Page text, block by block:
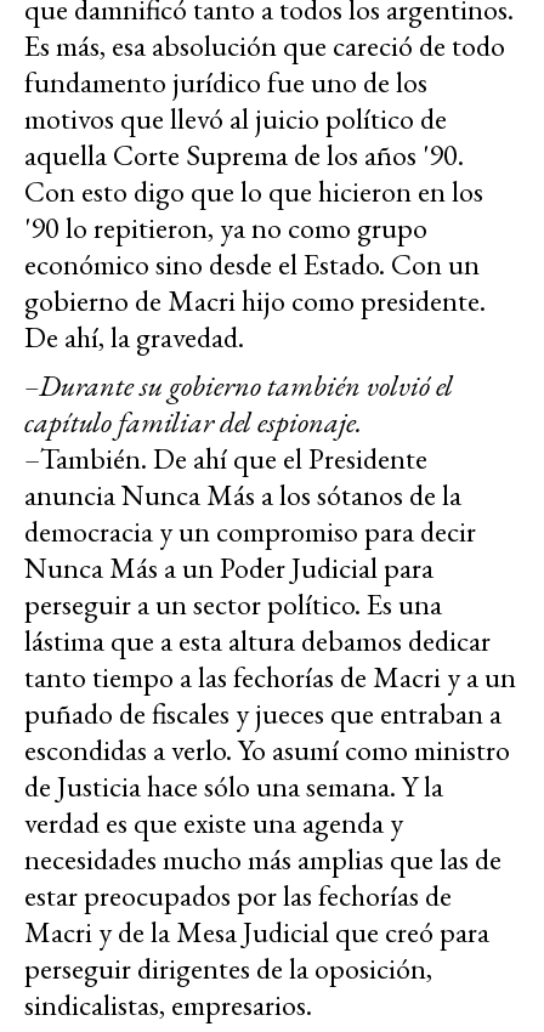
que damnificó tanto a todos los argentinos.
Es más, esa absolución que careció de todo
fundamento jurídico fue uno de los
motivos que llevó al juicio político de
aquella Corte Suprema de los años '90.
Con esto digo que lo que hicieron en los
'90 lo repitieron, ya no como grupo
económico sino desde el Estado. Con un
gobierno de Macri hijo como presidente.
De ahí, la gravedad.
–Durante su gobierno también volvió el
capítulo familiar del espionaje.
–También. De ahí que el Presidente
anuncia Nunca Más a los sótanos de la
democracia y un compromiso para decir
Nunca Más a un Poder Judicial para
perseguir a un sector político. Es una
lástima que a esta altura debamos dedicar
tanto tiempo a las fechorías de Macri y a un
puñado de fiscales y jueces que entraban a
escondidas a verlo. Yo asumí como ministro
de Justicia hace sólo una semana. Y la
verdad es que existe una agenda y
necesidades mucho más amplias que las de
estar preocupados por las fechorías de
Macri y de la Mesa Judicial que creó para
perseguir dirigentes de la oposición,
sindicalistas, empresarios.